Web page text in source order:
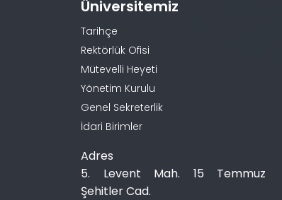
Üniversitemiz
Tarihçe
Rektörlük Ofisi
Mütevelli Heyeti
Yönetim Kurulu
Genel Sekreterlik
İdari Birimler
Adres
5. Levent Mah. 15 Temmuz
Şehitler Cad.